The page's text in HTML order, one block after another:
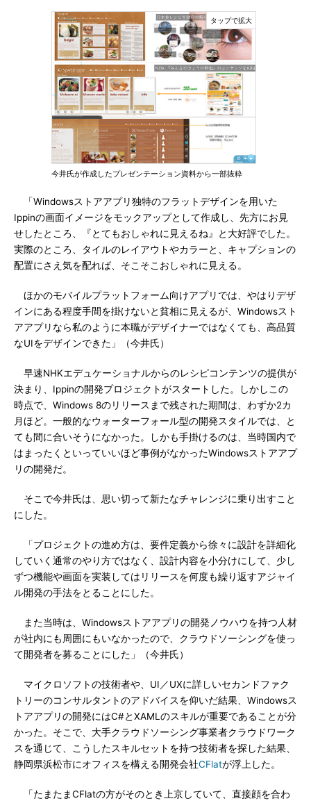
今井氏が作成したプレゼンテーション資料から一部抜粋
「Windowsストアアプリ独特のフラットデザインを用いた
Ippinの画面イメージをモックアップとして作成し、先方にお見
せしたところ、『とてもおしゃれに見えるね』と大好評でした。
実際のところ、タイルのレイアウトやカラーと、キャプションの
配置にさえ気を配れば、そこそこおしゃれに見える。
ほかのモバイルプラットフォーム向けアプリでは、やはりデザ
インにある程度手間を掛けないと貧相に見えるが、Windowsスト
アアプリなら私のように本職がデザイナーではなくても、高品質
なUIをデザインできた」（今井氏）
早速NHKエデュケーショナルからのレシピコンテンツの提供が
決まり、Ippinの開発プロジェクトがスタートした。しかしこの
時点で、Windows 8のリリースまで残された期間は、わずか2カ
月ほど。一般的なウォーターフォール型の開発スタイルでは、と
ても間に合いそうになかった。しかも手掛けるのは、当時国内で
はまったくといっていいほど事例がなかったWindowsストアアプ
リの開発だ。
そこで今井氏は、思い切って新たなチャレンジに乗り出すこと
にした。
「プロジェクトの進め方は、要件定義から徐々に設計を詳細化
していく通常のやり方ではなく、設計内容を小分けにして、少し
ずつ機能や画面を実装してはリリースを何度も繰り返すアジャイ
ル開発の手法をとることにした。
また当時は、Windowsストアアプリの開発ノウハウを持つ人材
が社内にも周囲にもいなかったので、クラウドソーシングを使っ
て開発者を募ることにした」（今井氏）
マイクロソフトの技術者や、UI／UXに詳しいセカンドファク
トリーのコンサルタントのアドバイスを仰いだ結果、Windowsス
トアアプリの開発にはC#とXAMLのスキルが重要であることが分
かった。そこで、大手クラウドソーシング事業者クラウドワーク
スを通じて、こうしたスキルセットを持つ技術者を探した結果、
静岡県浜松市にオフィスを構える開発会社CFlatが浮上した。
「たまたまCFlatの方がそのとき上京していて、直接顔を合わ